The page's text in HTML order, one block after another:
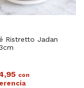
Ristretto Jadan
con